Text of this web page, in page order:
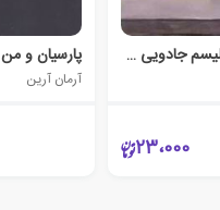
بومی سازی رئالیسم جادویی در ایران
23،000
پارسیان و من
آرمان آرین